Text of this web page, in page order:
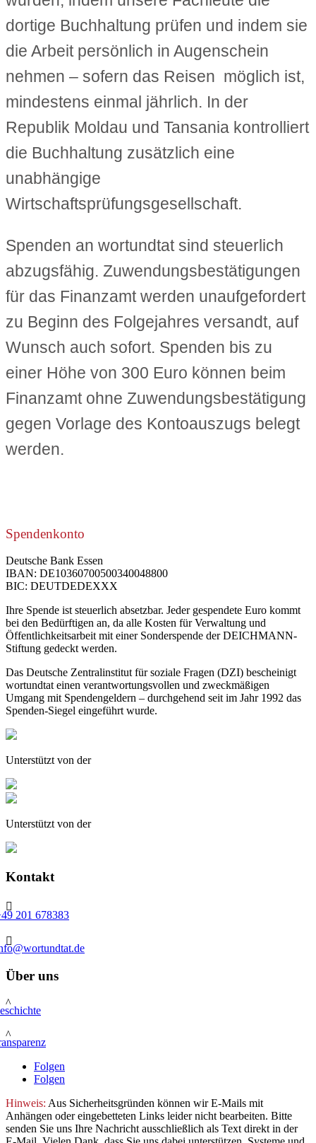
dortige Buchhaltung prüfen und indem sie
die Arbeit persönlich in Augenschein
nehmen – sofern das Reisen möglich ist,
mindestens einmal jährlich. In der
Republik Moldau und Tansania kontrolliert
die Buchhaltung zusätzlich eine
unabhängige
Wirtschaftsprüfungsgesellschaft.
Spenden an wortundtat sind steuerlich
abzugsfähig. Zuwendungsbestätigungen
für das Finanzamt werden unaufgefordert
zu Beginn des Folgejahres versandt, auf
Wunsch auch sofort. Spenden bis zu
einer Höhe von 300 Euro können beim
Finanzamt ohne Zuwendungsbestätigung
gegen Vorlage des Kontoauszugs belegt
werden.
Spendenkonto
Deutsche Bank Essen
IBAN: DE10360700500340048800
BIC: DEUTDEDEXXX
Ihre Spende ist steuerlich absetzbar. Jeder gespendete Euro kommt
bei den Bedürftigen an, da alle Kosten für Verwaltung und
Öffentlichkeitsarbeit mit einer Sonderspende der DEICHMANN-
Stiftung gedeckt werden.
Das Deutsche Zentralinstitut für soziale Fragen (DZI) bescheinigt
wortundtat einen verantwortungsvollen und zweckmäßigen
Umgang mit Spendengeldern – durchgehend seit im Jahr 1992 das
Spenden-Siegel eingeführt wurde.
Unterstützt von der
Unterstützt von der
Kontakt

201 678383

Über uns
^
^
Folgen
Folgen
Hinweis: Aus Sicherheitsgründen können wir E-Mails mit
Anhängen oder eingebetteten Links leider nicht bearbeiten. Bitte
senden Sie uns Ihre Nachricht ausschließlich als Text direkt in der